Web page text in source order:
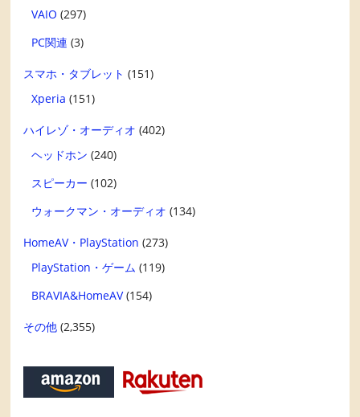
VAIO (297)
PC関連 (3)
スマホ・タブレット (151)
Xperia (151)
ハイレゾ・オーディオ (402)
ヘッドホン (240)
スピーカー (102)
ウォークマン・オーディオ (134)
HomeAV・PlayStation (273)
PlayStation・ゲーム (119)
BRAVIA&HomeAV(154)
その他 (2,355)